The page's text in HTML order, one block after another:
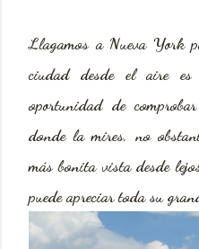
Llagamos a Nueva York
ciudad desde el aire
oportunidad de
donde la mires, no
más bonita vista desde
puede apreciar toda su